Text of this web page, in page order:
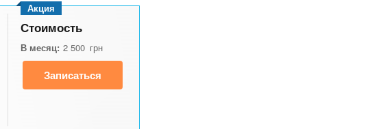
Акция
Стоимость
В месяц: 2 500 грн
Записаться